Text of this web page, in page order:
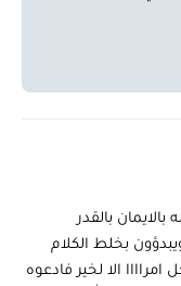
بالقدر
بخلط الكلام
امراااا الا لخير فادعوه